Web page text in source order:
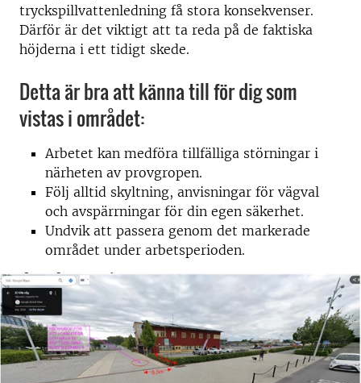
tryckspillvattenledning få stora konsekvenser.
Därför är det viktigt att ta reda på de faktiska
höjderna i ett tidigt skede.
Detta är bra att känna till för dig som
vistas i området:
Arbetet kan medföra tillfälliga störningar i
närheten av provgropen.
Följ alltid skyltning, anvisningar för vägval
och avspärrningar för din egen säkerhet.
Undvik att passera genom det markerade
området under arbetsperioden.